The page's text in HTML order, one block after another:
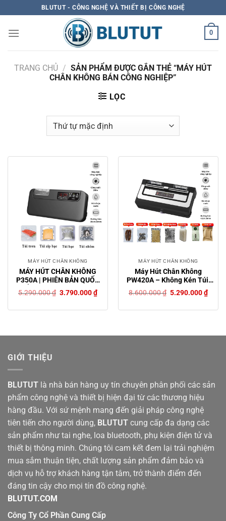
to
content
BLUTUT - CÔNG NGHỆ VÀ THIẾT BỊ CÔNG NGHỆ
0
TRANG CHỦ / SẢN PHẨM ĐƯỢC GẮN THẺ “MÁY HÚT
CHÂN KHÔNG BÁN CÔNG NGHIỆP”
LỌC
MÁY HÚT CHÂN KHÔNG
MÁY HÚT CHÂN KHÔNG
P350A | PHIÊN BẢN QUỐC
TẾ | BÁN CÔNG NGHIỆP
5.290.000₫ Giá
5.290.000 ₫.
3.790.000₫Giá
hiện
là:
MÁY HÚT CHÂN KHÔNG
Máy Hút Chân Không
PW420A – Không Kén Túi,
Hút Cực Sâu, Bảo Quản Cực
Lâu!
8.600.000₫ Giá
8.600.000 ₫.
5.290.000₫Giá
hiện
là:
GIỚI THIỆU
BLUTUT là nhà bán hàng uy tín chuyên phân phối các sản
phẩm công nghệ và thiết bị hiện đại từ các thương hiệu
hàng đầu. Với sứ mệnh mang đến giải pháp công nghệ
tiên tiến cho người dùng, BLUTUT cung cấp đa dạng các
sản phẩm như tai nghe, loa bluetooth, phụ kiện điện tử và
thiết bị thông minh. Chúng tôi cam kết đem lại trải nghiệm
mua sắm thuận tiện, chất lượng sản phẩm đảm bảo và
dịch vụ hỗ trợ khách hàng tận tâm, trở thành điểm đến
đáng tin cậy cho mọi tín đồ công nghệ.
BLUTUT.COM
Công Ty Cổ Phần Cung Cấp